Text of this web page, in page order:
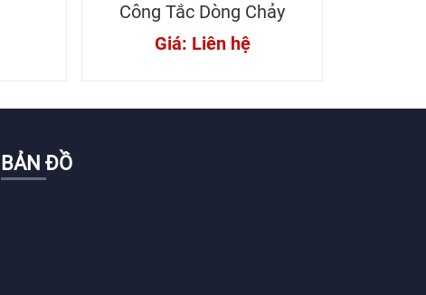
Công Tắc Dòng Chảy
Giá: Liên hệ
BẢN ĐỒ